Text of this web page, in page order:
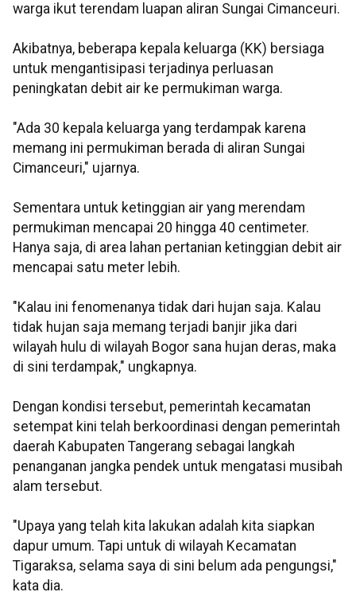
warga ikut terendam luapan aliran Sungai Cimanceuri.
Akibatnya, beberapa kepala keluarga (KK) bersiaga
untuk mengantisipasi terjadinya perluasan
peningkatan debit air ke permukiman warga.
"Ada 30 kepala keluarga yang terdampak karena
memang ini permukiman berada di aliran Sungai
Cimanceuri," ujarnya.
Sementara untuk ketinggian air yang merendam
permukiman mencapai 20 hingga 40 centimeter.
Hanya saja, di area lahan pertanian ketinggian debit air
mencapai satu meter lebih.
"Kalau ini fenomenanya tidak dari hujan saja. Kalau
tidak hujan saja memang terjadi banjir jika dari
wilayah hulu di wilayah Bogor sana hujan deras, maka
di sini terdampak," ungkapnya.
Dengan kondisi tersebut, pemerintah kecamatan
setempat kini telah berkoordinasi dengan pemerintah
daerah Kabupaten Tangerang sebagai langkah
penanganan jangka pendek untuk mengatasi musibah
alam tersebut.
"Upaya yang telah kita lakukan adalah kita siapkan
dapur umum. Tapi untuk di wilayah Kecamatan
Tigaraksa, selama saya di sini belum ada pengungsi,"
kata dia.